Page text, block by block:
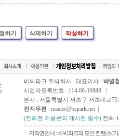
하기 삭제하기 작성하기
비씨파크 주식회사, 대표이사 : 박병
사업자등록번호 : 114-86-19888 |
본사 : 서울특별시 서초구 서초대로73
전자우편 : master@bcpark.net |
(전화전 이용문의 게시판 필수) 전화:
ㆍ저작권안내 : 비씨파크의 모든 컨텐츠(